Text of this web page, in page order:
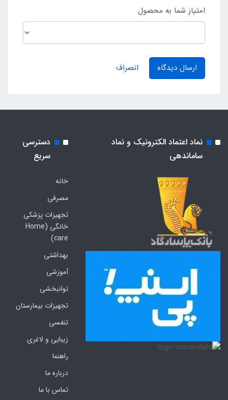
امتیاز شما به محصول
ارسال دیدگاه انصراف
نماد اعتماد الکترونیک و نماد
ساماندهی
دسترسی
سریع
خانه
مصرفی
تجهیزات پزشکی
خانگی (Home
care)
بهداشتی
آموزشی
توانبخشی
تجهیزات بیمارستان
تنفسی
زیبایی و لاغری
راهنما
درباره ما
تماس با ما